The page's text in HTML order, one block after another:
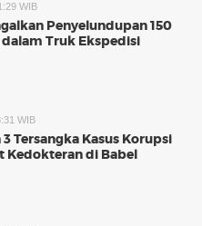
WIB
Penyelundupan 150
dalam Truk Ekspedisi
WIB
Tersangka Kasus Korupsi
Kedokteran di Babel